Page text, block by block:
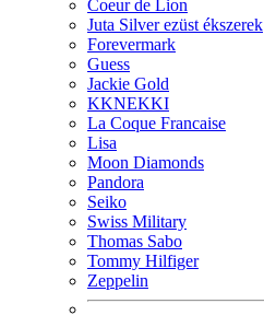
Coeur de Lion
Juta Silver ezüst ékszerek
Forevermark
Guess
Jackie Gold
KKNEKKI
La Coque Francaise
Lisa
Moon Diamonds
Pandora
Seiko
Swiss Military
Thomas Sabo
Tommy Hilfiger
Zeppelin